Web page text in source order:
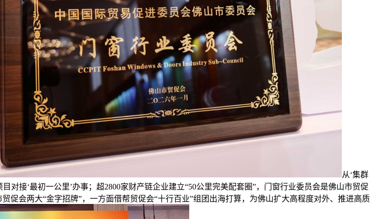
从‘集群
对接‘最初一公里’办事；超2800家财产链企业建立“50公里完美配套圈”，门窗行业委员会是佛山市贸促
促会两大“金字招牌”，一方面借帮贸促会“十行百业”组团出海打算，为佛山扩大高程度对外、推进高质